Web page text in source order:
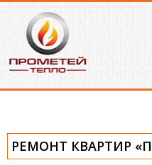
РЕМОНТ КВАРТИР